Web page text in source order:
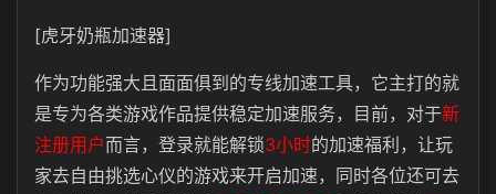
[虎牙奶瓶加速器]
作为功能强大且面面俱到的专线加速工具，它主打的就
是专为各类游戏作品提供稳定加速服务，目前，对于新
注册用户而言，登录就能解锁3小时的加速福利，让玩
家去自由挑选心仪的游戏来开启加速，同时各位还可去